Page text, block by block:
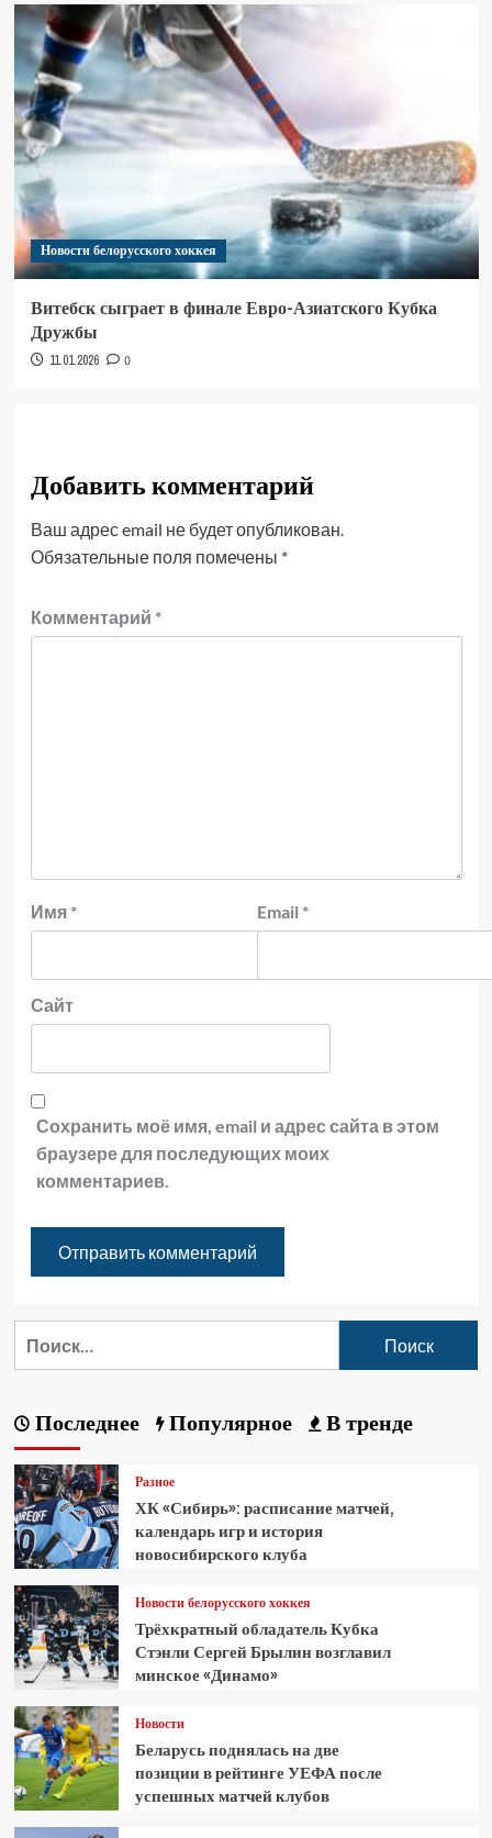
Новости белорусского хоккея
Витебск сыграет в финале Евро-Азиатского Кубка
Дружбы
11.01.2026 0
Добавить комментарий
Ваш адрес email не будет опубликован.
Обязательные поля помечены *
Комментарий *
Имя * Email *
Сайт
Сохранить моё имя, email и адрес сайта в этом
браузере для последующих моих
комментариев.
Последнее Популярное В тренде
Разное
ХК «Сибирь»: расписание матчей,
календарь игр и история
новосибирского клуба
Новости белорусского хоккея
Трёхкратный обладатель Кубка
Стэнли Сергей Брылин возглавил
минское «Динамо»
Новости
Беларусь поднялась на две
позиции в рейтинге УЕФА после
успешных матчей клубов